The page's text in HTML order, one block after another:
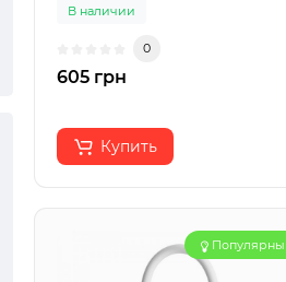
В наличии
0
605 грн
Купить